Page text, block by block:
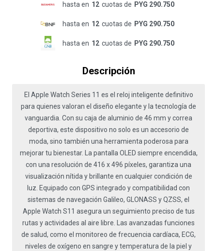
hasta en 12 cuotas de PYG 290.750
hasta en 12 cuotas de PYG 290.750
hasta en 12 cuotas de PYG 290.750
Descripción
El Apple Watch Series 11 es el reloj inteligente definitivo
para quienes valoran el diseño elegante y la tecnología de
vanguardia. Con su caja de aluminio de 46 mm y correa
deportiva, este dispositivo no solo es un accesorio de
moda, sino también una herramienta poderosa para
mejorar tu bienestar. La pantalla OLED siempre encendida,
con una resolución de 416 x 496 píxeles, garantiza una
visualización nítida y brillante en cualquier condición de
luz. Equipado con GPS integrado y compatibilidad con
sistemas de navegación Galileo, GLONASS y QZSS, el
Apple Watch S11 asegura un seguimiento preciso de tus
rutas y actividades al aire libre. Las avanzadas funciones
de salud, como el monitoreo de frecuencia cardíaca, ECG,
niveles de oxígeno en sangre y temperatura de la piel y